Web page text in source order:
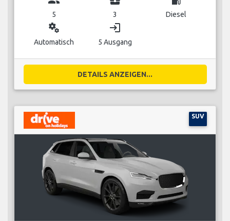
5 3 Diesel
miscellaneous_services
Automatisch
login
5 Ausgang
DETAILS ANZEIGEN...
SUV